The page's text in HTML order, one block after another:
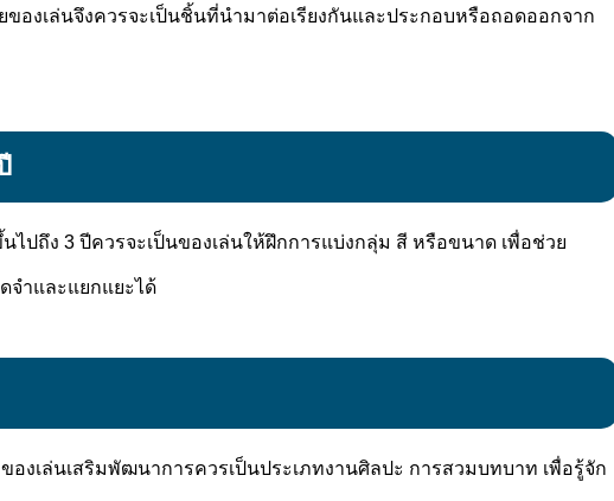
ของเล่นจึงควรจะเป็นชิ้นที่นำมาต่อเรียงกันและประกอบหรือถอดออกจาก
ไปถึง 3 ปีควรจะเป็นของเล่นให้ฝึกการแบ่งกลุ่ม สี หรือขนาด เพื่อช่วย
ำและแยกแยะได้
งเล่นเสริมพัฒนาการควรเป็นประเภทงานศิลปะ การสวมบทบาท เพื่อรู้จัก